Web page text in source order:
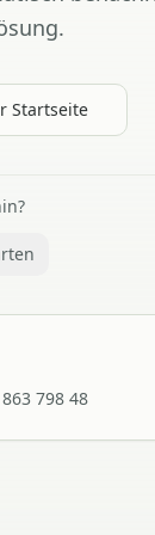
Startseite
798 48